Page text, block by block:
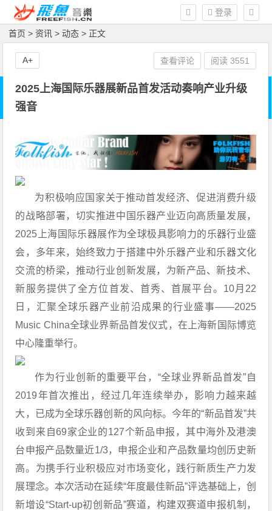
登录
首页 >资讯 >动态 > 正文
2025上海国际乐器展新品首发活动奏响产业升级
强音
为积极响应国家关于推动首发经济、促进消费升级
的战略部署，切实推进中国乐器产业迈向高质量发展，
2025上海国际乐器展作为全球极具影响力的乐器行业盛
会，多年来，始终致力于搭建中外乐器产业和乐器文化
交流的桥梁，推动行业创新发展，为新产品、新技术、
新服务提供了全方位首发、首秀、首展平台。10月22
日，汇聚全球乐器产业前沿成果的行业盛事——2025
Music China全球业界新品首发仪式，在上海新国际博览
中心隆重举行。
作为行业创新的重要平台，“全球业界新品首发”自
2019年首次推出，经过几年连续举办，影响力越来越
大，已成为全球乐器创新的风向标。今年的“新品首发”共
收到来自69家企业的127个新品申报，其中海外及港澳
台申报产品数量近1/3，申报企业和产品数量均创历史新
高。为携手行业积极应对市场变化，践行新质生产力发
展理念。本次活动在延续“年度最佳新品”评选基础上，创
新增设“Start-up初创新品”赛道，构建双赛道申报机制，
查看评论 阅读3551
A+